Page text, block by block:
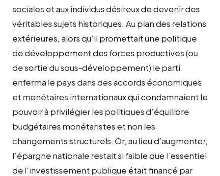
sociales et aux individus désireux de devenir des
véritables sujets historiques. Au plan des relations
extérieures, alors qu’il promettait une politique
de développement des forces productives (ou
de sortie du sous-développement) le parti
enferma le pays dans des accords économiques
et monétaires internationaux qui condamnaient le
pouvoir à privilégier les politiques d’équilibre
budgétaires monétaristes et non les
changements structurels. Or, au lieu d’augmenter,
l’épargne nationale restait si faible que l’essentiel
de l’investissement publique était financé par